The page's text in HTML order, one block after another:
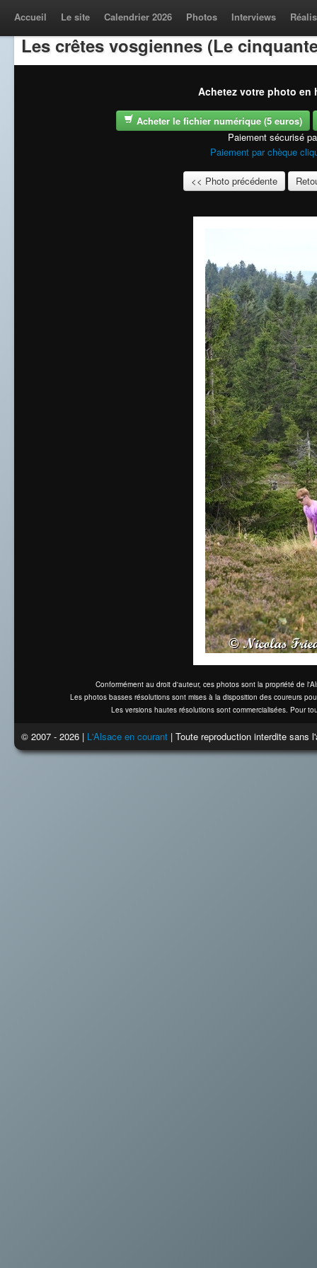
Accueil Le site Calendrier 2026 Photos Interviews
Les crêtes vosgiennes (Le
Achetez votre photo en
Acheter le fichier numérique (5 euros)
Paiement sécurisé
Paiement par chèque
<< Photo précédente
Conformément au droit d'auteur, ces photos sont la propriété de
Les photos basses résolutions sont mises à la disposition des coureurs
Les versions hautes résolutions sont commercialisées. Pour
© 2007 - 2026 | L'Alsace en courant | Toute reproduction interdite sans